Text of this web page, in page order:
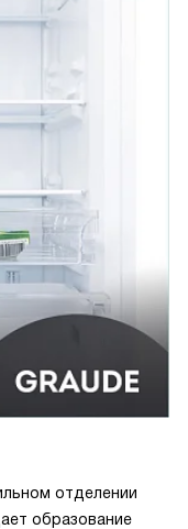
отделении
образование